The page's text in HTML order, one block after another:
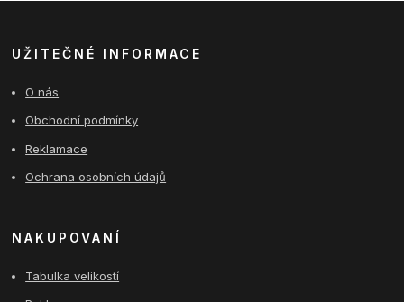
UŽITEČNÉ INFORMACE
O nás
Obchodní podmínky
Reklamace
Ochrana osobních údajů
NAKUPOVANÍ
Tabulka velikostí